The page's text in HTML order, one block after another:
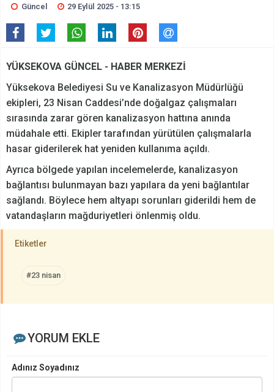
Güncel 29 Eylül 2025 - 13:15
YÜKSEKOVA GÜNCEL - HABER MERKEZİ
Yüksekova Belediyesi Su ve Kanalizasyon Müdürlüğü
ekipleri, 23 Nisan Caddesi’nde doğalgaz çalışmaları
sırasında zarar gören kanalizasyon hattına anında
müdahale etti. Ekipler tarafından yürütülen çalışmalarla
hasar giderilerek hat yeniden kullanıma açıldı.
Ayrıca bölgede yapılan incelemelerde, kanalizasyon
bağlantısı bulunmayan bazı yapılara da yeni bağlantılar
sağlandı. Böylece hem altyapı sorunları giderildi hem de
vatandaşların mağduriyetleri önlenmiş oldu.
Etiketler
#23 nisan
YORUM EKLE
Adınız Soyadınız